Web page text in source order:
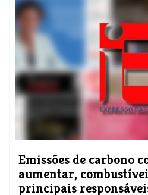
​Emissões de carbono
aumentar,
principais